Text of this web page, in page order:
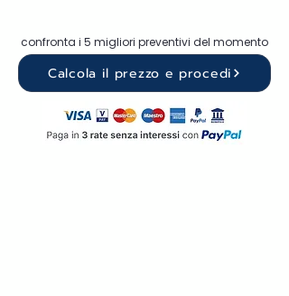
confronta i 5 migliori preventivi del momento
Calcola il prezzo e procedi